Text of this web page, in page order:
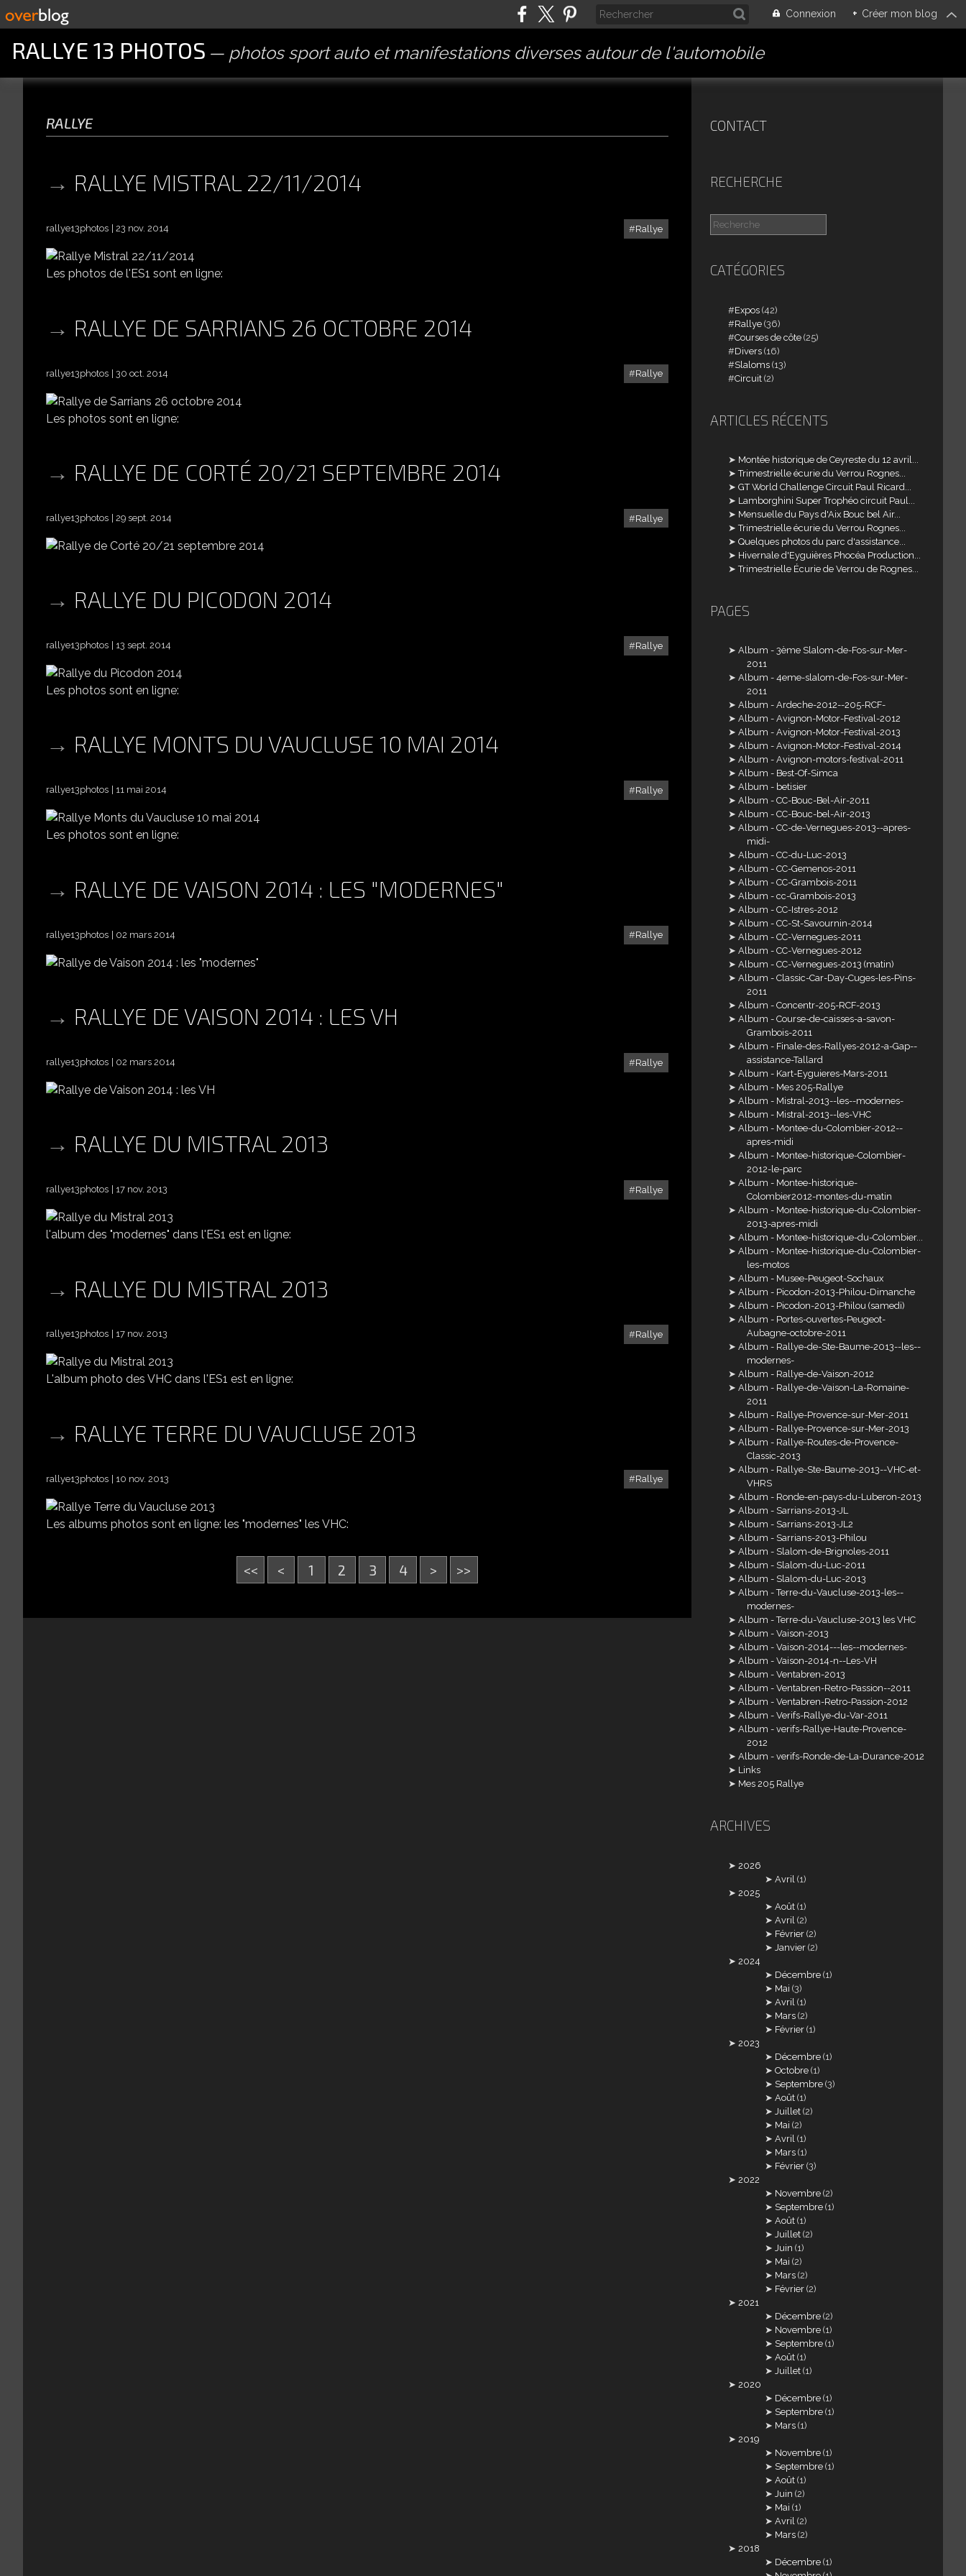
Connexion + Créer mon blog
RALLYE 13 PHOTOS photos sport auto et manifestations diverses autour de l'automobile
rallye
RALLYE MISTRAL 22/11/2014
Rallye
rallye13photos 23 nov. 2014 RALLYE MISTRAL 22/11/2014
Les photos de l'ES1 sont en ligne:
RALLYE DE SARRIANS 26 OCTOBRE 2014
Rallye
rallye13photos 30 oct. 2014 RALLYE DE SARRIANS 26 OCTOBRE 2014
Les photos sont en ligne:
RALLYE DE CORTÉ 20/21 SEPTEMBRE 2014
Rallye
rallye13photos 29 sept. 2014 RALLYE DE CORTÉ 20/21 SEPTEMBRE 2014
RALLYE DU PICODON 2014
Rallye
rallye13photos 13 sept. 2014 RALLYE DU PICODON 2014
Les photos sont en ligne:
RALLYE MONTS DU VAUCLUSE 10 MAI 2014
Rallye
rallye13photos 11 mai 2014 RALLYE MONTS DU VAUCLUSE 10 MAI 2014
Les photos sont en ligne:
RALLYE DE VAISON 2014 : LES "MODERNES"
Rallye
rallye13photos 02 mars 2014 RALLYE DE VAISON 2014 : LES "MODERNES"
RALLYE DE VAISON 2014 : LES VH
Rallye
rallye13photos 02 mars 2014 RALLYE DE VAISON 2014 : LES VH
RALLYE DU MISTRAL 2013
Rallye
rallye13photos 17 nov. 2013 RALLYE DU MISTRAL 2013
l'album des "modernes" dans l'ES1 est en ligne:
RALLYE DU MISTRAL 2013
Rallye
rallye13photos 17 nov. 2013 RALLYE DU MISTRAL 2013
L'album photo des VHC dans l'ES1 est en ligne:
RALLYE TERRE DU VAUCLUSE 2013
Rallye
rallye13photos 10 nov. 2013 RALLYE TERRE DU VAUCLUSE 2013
Les albums photos sont en ligne: les "modernes" les VHC:
<< < 1 2 3 4 > >>
CONTACT
RECHERCHE
CATÉGORIES
Expos (42)
Rallye (36)
Courses de côte (25)
Divers (16)
Slaloms (13)
Circuit (2)
ARTICLES RÉCENTS
Montée historique de Ceyreste du 12 avril...
Trimestrielle écurie du Verrou Rognes...
GT World Challenge Circuit Paul Ricard...
Lamborghini Super Trophéo circuit Paul...
Mensuelle du Pays d'Aix Bouc bel Air...
Trimestrielle écurie du Verrou Rognes...
Quelques photos du parc d'assistance...
Hivernale d'Eyguières Phocéa Production...
Trimestrielle Écurie de Verrou de Rognes...
PAGES
Album - 3ème Slalom-de-Fos-sur-Mer-
2011
Album - 4eme-slalom-de-Fos-sur-Mer-
2011
Album - Ardeche-2012--205-RCF-
Album - Avignon-Motor-Festival-2012
Album - Avignon-Motor-Festival-2013
Album - Avignon-Motor-Festival-2014
Album - Avignon-motors-festival-2011
Album - Best-Of-Simca
Album - betisier
Album - CC-Bouc-Bel-Air-2011
Album - CC-Bouc-bel-Air-2013
Album - CC-de-Vernegues-2013--apres-
midi-
Album - CC-du-Luc-2013
Album - CC-Gemenos-2011
Album - CC-Grambois-2011
Album - cc-Grambois-2013
Album - CC-Istres-2012
Album - CC-St-Savournin-2014
Album - CC-Vernegues-2011
Album - CC-Vernegues-2012
Album - CC-Vernegues-2013 (matin)
Album - Classic-Car-Day-Cuges-les-Pins-
2011
Album - Concentr-205-RCF-2013
Album - Course-de-caisses-a-savon-
Grambois-2011
Album - Finale-des-Rallyes-2012-a-Gap--
assistance-Tallard
Album - Kart-Eyguieres-Mars-2011
Album - Mes 205-Rallye
Album - Mistral-2013--les--modernes-
Album - Mistral-2013--les-VHC
Album - Montee-du-Colombier-2012--
apres-midi
Album - Montee-historique-Colombier-
2012-le-parc
Album - Montee-historique-
Colombier2012-montes-du-matin
Album - Montee-historique-du-Colombier-
2013-apres-midi
Album - Montee-historique-du-Colombier...
Album - Montee-historique-du-Colombier-
les-motos
Album - Musee-Peugeot-Sochaux
Album - Picodon-2013-Philou-Dimanche
Album - Picodon-2013-Philou (samedi)
Album - Portes-ouvertes-Peugeot-
Aubagne-octobre-2011
Album - Rallye-de-Ste-Baume-2013--les--
modernes-
Album - Rallye-de-Vaison-2012
Album - Rallye-de-Vaison-La-Romaine-
2011
Album - Rallye-Provence-sur-Mer-2011
Album - Rallye-Provence-sur-Mer-2013
Album - Rallye-Routes-de-Provence-
Classic-2013
Album - Rallye-Ste-Baume-2013--VHC-et-
VHRS
Album - Ronde-en-pays-du-Luberon-2013
Album - Sarrians-2013-JL
Album - Sarrians-2013-JL2
Album - Sarrians-2013-Philou
Album - Slalom-de-Brignoles-2011
Album - Slalom-du-Luc-2011
Album - Slalom-du-Luc-2013
Album - Terre-du-Vaucluse-2013-les--
modernes-
Album - Terre-du-Vaucluse-2013 les VHC
Album - Vaison-2013
Album - Vaison-2014---les--modernes-
Album - Vaison-2014-n--Les-VH
Album - Ventabren-2013
Album - Ventabren-Retro-Passion--2011
Album - Ventabren-Retro-Passion-2012
Album - Verifs-Rallye-du-Var-2011
Album - verifs-Rallye-Haute-Provence-
2012
Album - verifs-Ronde-de-La-Durance-2012
Links
Mes 205 Rallye
ARCHIVES
2026
Avril (1)
2025
Août (1)
Avril (2)
Février (2)
Janvier (2)
2024
Décembre (1)
Mai (3)
Avril (1)
Mars (2)
Février (1)
2023
Décembre (1)
Octobre (1)
Septembre (3)
Août (1)
Juillet (2)
Mai (2)
Avril (1)
Mars (1)
Février (3)
2022
Novembre (2)
Septembre (1)
Août (1)
Juillet (2)
Juin (1)
Mai (2)
Mars (2)
Février (2)
2021
Décembre (2)
Novembre (1)
Septembre (1)
Août (1)
Juillet (1)
2020
Décembre (1)
Septembre (1)
Mars (1)
2019
Novembre (1)
Septembre (1)
Août (1)
Juin (2)
Mai (1)
Avril (2)
Mars (2)
2018
Décembre (1)